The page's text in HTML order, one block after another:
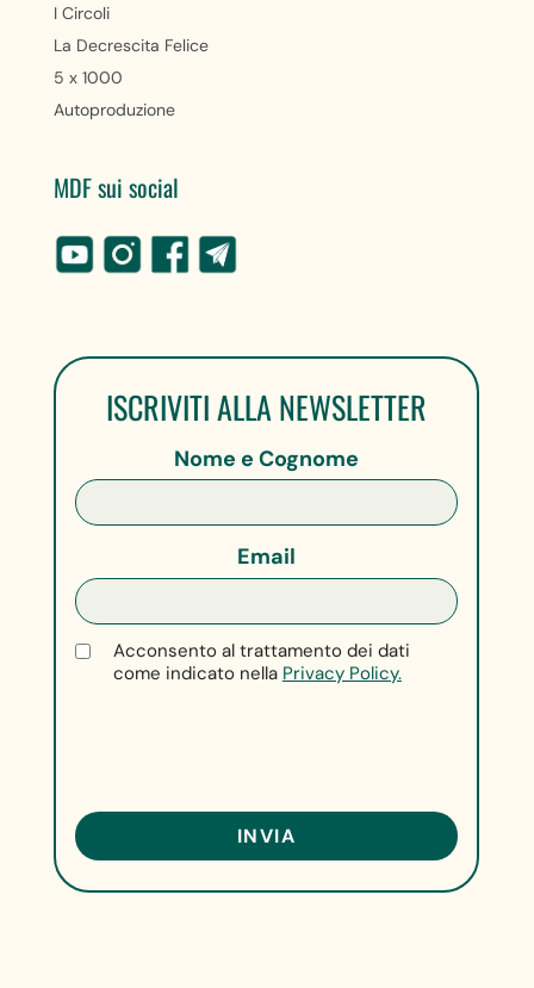
I Circoli
La Decrescita Felice
5 x 1000
Autoproduzione
MDF sui social
ISCRIVITI ALLA NEWSLETTER
Nome e Cognome
Email
Acconsento al trattamento dei dati
come indicato nella Privacy Policy.